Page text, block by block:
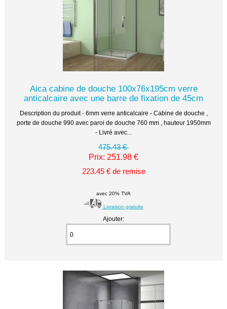
Aica cabine de douche 100x76x195cm verre
anticalcaire avec une barre de fixation de 45cm
Description du produit - 6mm verre anticalcaire - Cabine de douche ,
porte de douche 990 avec paroi de douche 760 mm , hauteur 1950mm
- Livré avec...
475.43 €
Prix: 251.98 €
223.45 € de remise
avec 20% TVA
Livraison gratuite
Ajouter: